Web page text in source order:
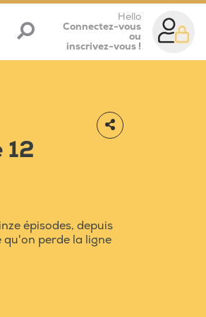
Hello
Connectez-vous
ou
inscrivez-vous !
12
épisodes, depuis
qu'on perde la ligne